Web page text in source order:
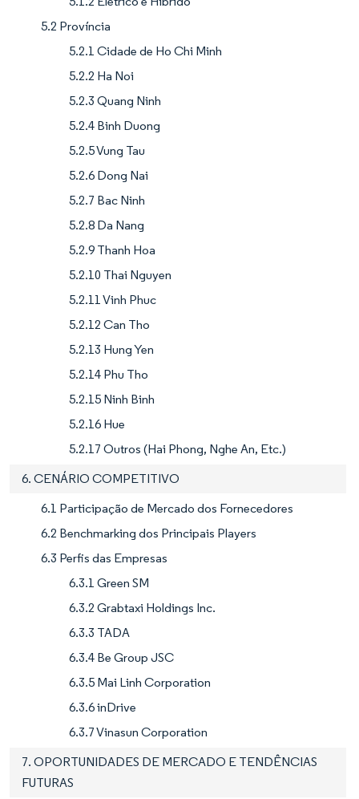
5.2 Província
5.2.1 Cidade de Ho Chi Minh
5.2.2 Ha Noi
5.2.3 Quang Ninh
5.2.4 Binh Duong
5.2.5 Vung Tau
5.2.6 Dong Nai
5.2.7 Bac Ninh
5.2.8 Da Nang
5.2.9 Thanh Hoa
5.2.10 Thai Nguyen
5.2.11 Vinh Phuc
5.2.12 Can Tho
5.2.13 Hung Yen
5.2.14 Phu Tho
5.2.15 Ninh Binh
5.2.16 Hue
5.2.17 Outros (Hai Phong, Nghe An, Etc.)
6. CENÁRIO COMPETITIVO
6.1 Participação de Mercado dos Fornecedores
6.2 Benchmarking dos Principais Players
6.3 Perfis das Empresas
6.3.1 Green SM
6.3.2 Grabtaxi Holdings Inc.
6.3.3 TADA
6.3.4 Be Group JSC
6.3.5 Mai Linh Corporation
6.3.6 inDrive
6.3.7 Vinasun Corporation
7. OPORTUNIDADES DE MERCADO E TENDÊNCIAS
FUTURAS